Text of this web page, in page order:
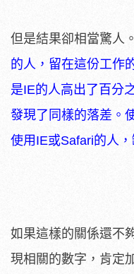
但是結果卻相當驚人。
的人，留在這份工作
是IE的人高出了百分
發現了同樣的落差。
使用IE或Safari的人
如果這樣的關係還不
現相關的數字，肯定